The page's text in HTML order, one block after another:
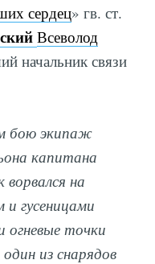
сердец» гв. ст.
Всеволод
начальник связи
бою экипаж
капитана
ворвался на
и гусеницами
точки
из снарядов